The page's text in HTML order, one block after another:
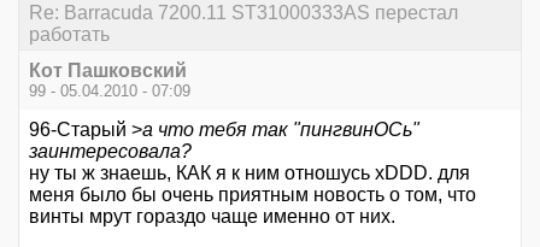
Re: Barracuda 7200.11 ST31000333AS перестал
работать
Кот Пашковский
99 - 05.04.2010 - 07:09
96-Старый >а что тебя так "пингвинОСь"
заинтересовала?
ну ты ж знаешь, КАК я к ним отношусь хDDD. для
меня было бы очень приятным новость о том, что
винты мрут гораздо чаще именно от них.